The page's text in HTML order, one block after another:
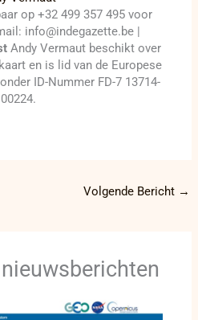
op +32 499 357 495 voor
info@indegazette.be |
Andy Vermaut beschikt over
en is lid van de Europese
ID-Nummer FD-7 13714-
00224.
Volgende Bericht →